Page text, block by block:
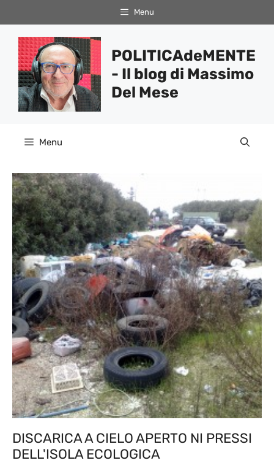
al
contenuto
Menu
POLITICAdeMENTE
- Il blog di Massimo
Del Mese
Menu
DISCARICA A CIELO APERTO NI PRESSI
DELL'ISOLA ECOLOGICA